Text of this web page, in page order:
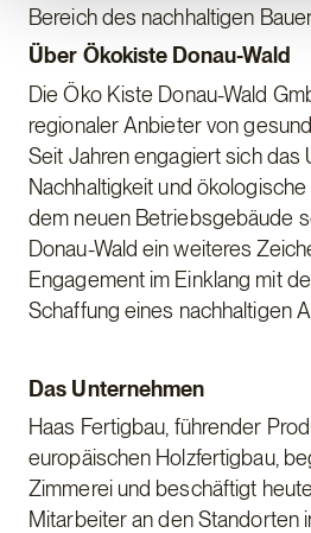
Bereich des nachhaltigen
Über Ökokiste Donau-Wald
Die Öko Kiste Donau-Wald
regionaler Anbieter von
Seit Jahren engagiert sich das
Nachhaltigkeit und
dem neuen Betriebsgebäude
Donau-Wald ein weiteres
Engagement im Einklang mit
Schaffung eines nachhaltigen
Das Unternehmen
Haas Fertigbau, führender
europäischen Holzfertigbau,
Zimmerei und beschäftigt
Mitarbeiter an den Standorten